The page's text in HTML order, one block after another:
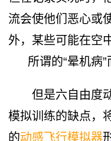
流会使他们恶心或
外，某些可能在空
所谓的“晕机病
但是六自由度动
模拟训练的缺点，
的动感飞行模拟器